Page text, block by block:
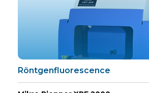
Röntgenfluorescence